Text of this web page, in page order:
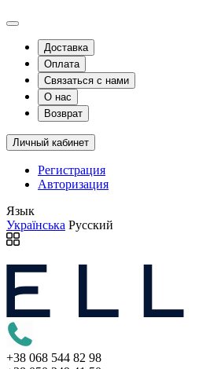
Доставка
Оплата
Связаться с нами
О нас
Возврат
Личный кабинет
Регистрация
Авторизация
Язык
Українська Русский
+38 068 544 82 98